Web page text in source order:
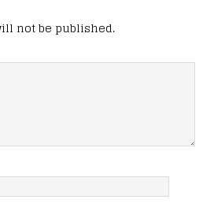
not be published.